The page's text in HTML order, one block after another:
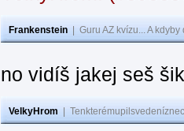
Frankenstein Guru AZ kvízu... A
no vidíš jakej seš
VelkyHrom